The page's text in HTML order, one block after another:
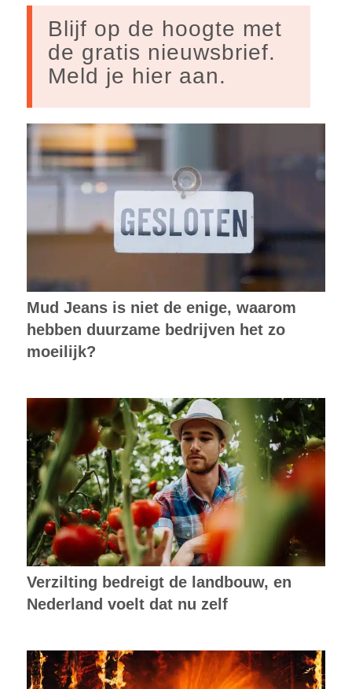
Blijf op de hoogte met
de gratis nieuwsbrief.
Meld je hier aan.
Mud Jeans is niet de enige, waarom
hebben duurzame bedrijven het zo
moeilijk?
Verzilting bedreigt de landbouw, en
Nederland voelt dat nu zelf